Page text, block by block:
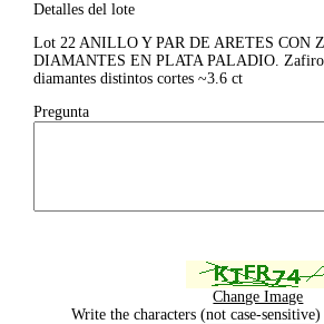
Detalles del lote
Lot 22 ANILLO Y PAR DE ARETES CON
DIAMANTES EN PLATA PALADIO.
diamantes distintos cortes ~3.6 ct
Pregunta
Change Image
Write the characters (not case-